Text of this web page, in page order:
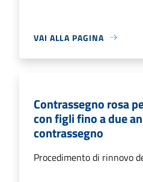
VAI ALLA PAGINA
Contrassegno rosa
con figli fino a due
contrassegno
Procedimento di rinnovo